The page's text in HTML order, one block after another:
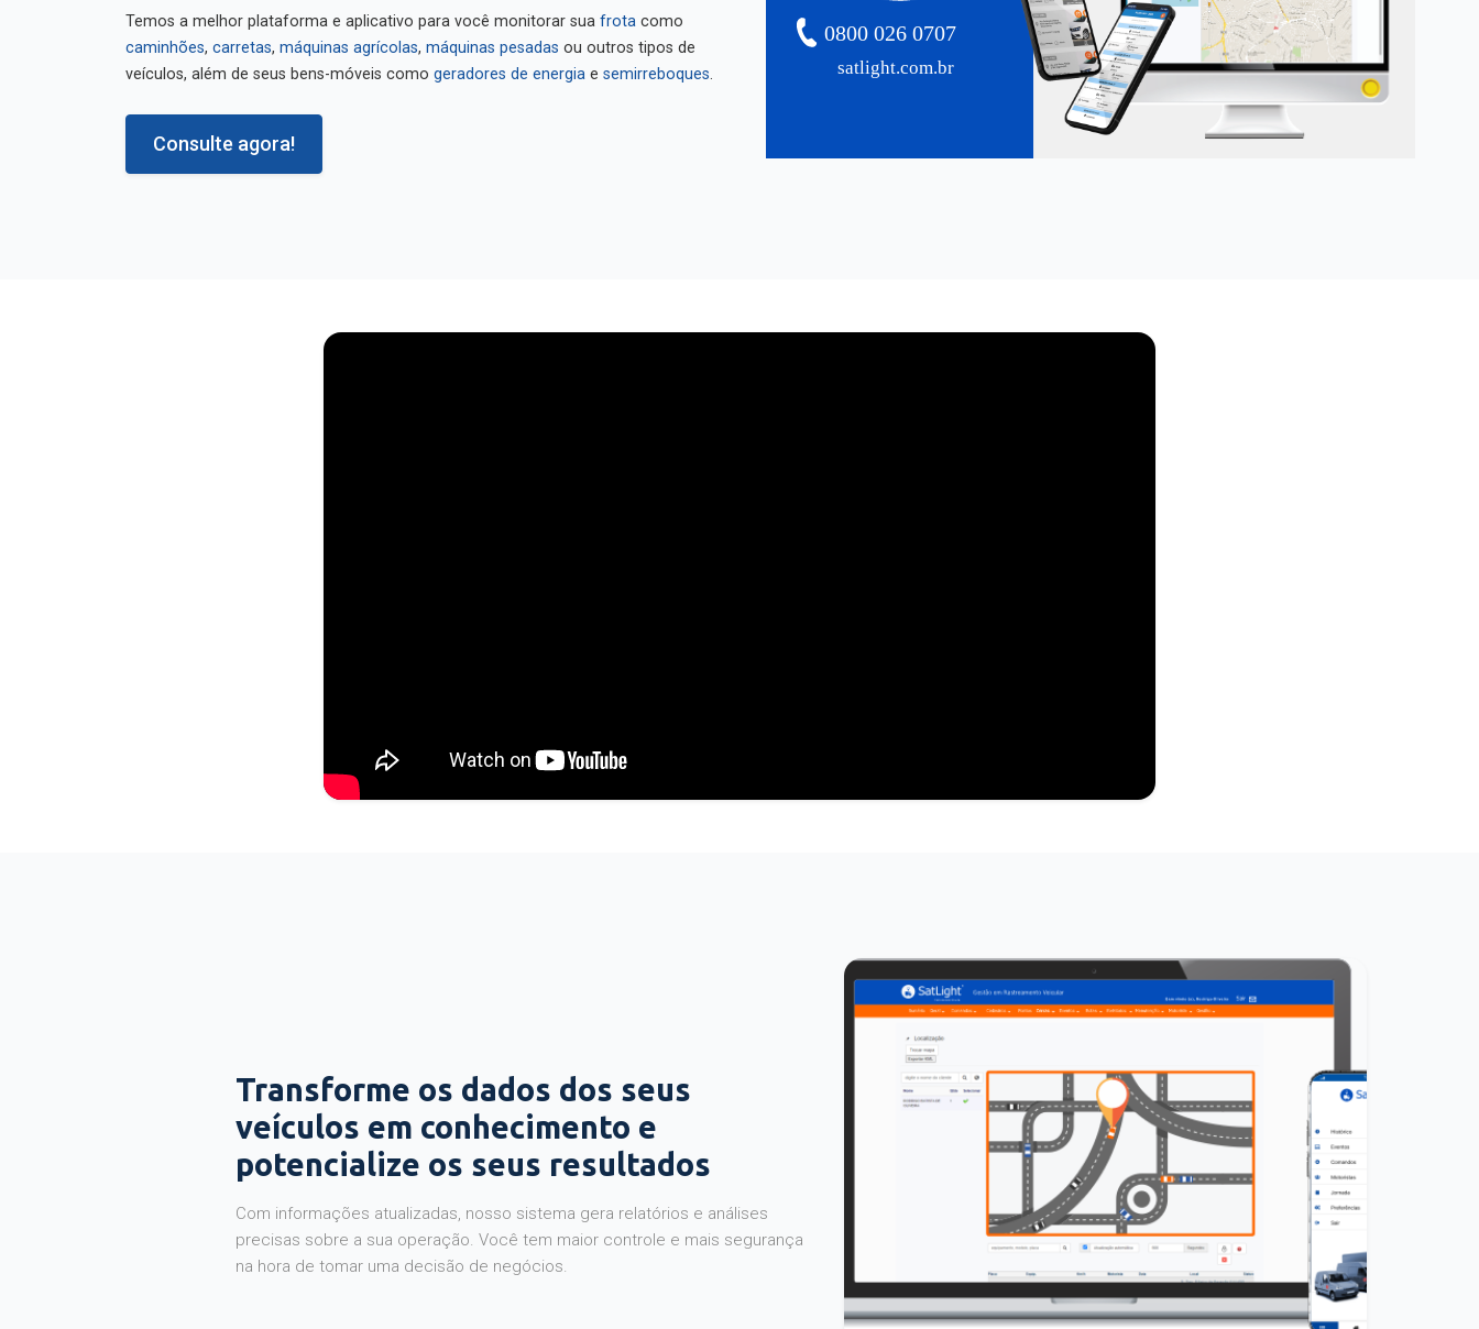
Temos a melhor plataforma e aplicativo para você monitorar sua frota
caminhões
máquinas agrícolas máquinas pesadas
ou outros tipos de
veículos, além de seus bens-móveis como
geradores de energia semirreboques
Consulte agora!
satlight.com.br
0800 026 0707
Transforme os dados dos seus
veículos em conhecimento e
potencialize os seus resultados
Com informações atualizadas, nosso sistema gera relatórios e análises
precisas sobre a sua operação. Você tem maior controle e mais segurança
na hora de tomar uma decisão de negócios.